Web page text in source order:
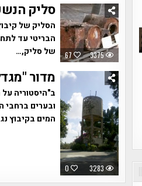
67 3375
סליק
הסליק של
של סליק,…
0 3283
מדור
ב"היסטוריה
ובערים ברחבי
המים בקיבוץ